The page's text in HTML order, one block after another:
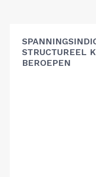
STRUCTUREEL
BEROEPEN